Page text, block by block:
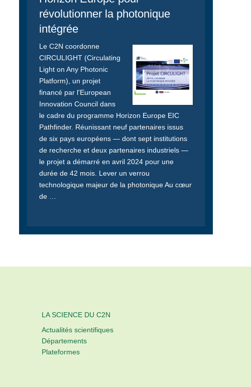
révolutionner la photonique
intégrée
Le C2N coordonne
CIRCULIGHT (Circulating
Light on Any Photonic
Platform), un projet
financé par l'European
Innovation Council dans
le cadre du programme Horizon Europe EIC
Pathfinder. Réunissant neuf partenaires issus
de six pays européens — dont sept institutions
de recherche et deux partenaires industriels —
le projet a démarré en avril 2024 pour une
durée de 42 mois. Lever un verrou
technologique majeur de la photonique Au cœur
de …
LA SCIENCE DU C2N
Actualités scientifiques
Départements
Plateformes